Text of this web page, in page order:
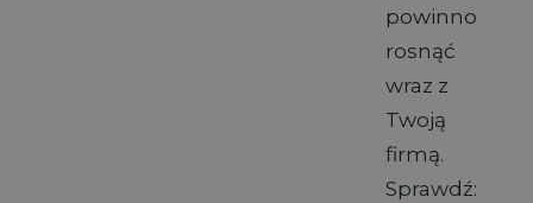
powinno
rosnąć
wraz z
Twoją
firmą.
Sprawdź: